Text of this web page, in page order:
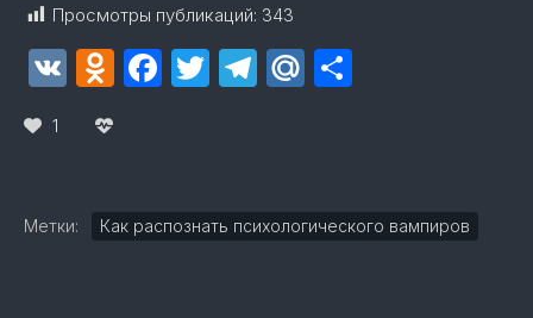
Просмотры публикаций: 343
VK Odnoklassniki
Facebook
Twitter
Telegram
Mail.Ru
1
Метки: Как распознать психологического вампиров